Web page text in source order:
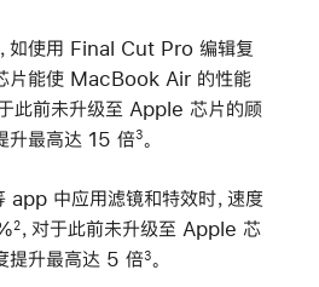
如使用 Final Cut Pro 编辑复
片能使 MacBook Air 的性能
于此前未升级至 Apple 芯片的顾
升最高达 15 倍3。
中应用滤镜和特效时，速度
2，对于此前未升级至 Apple 芯
提升最高达 5 倍3。